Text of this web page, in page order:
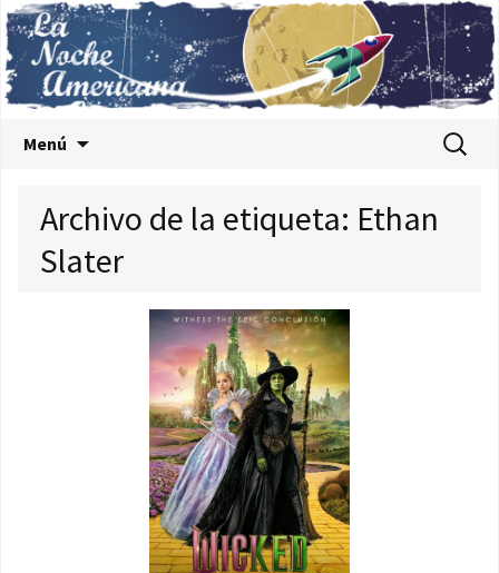
Menú Buscar:
Archivo de la etiqueta: Ethan
Slater